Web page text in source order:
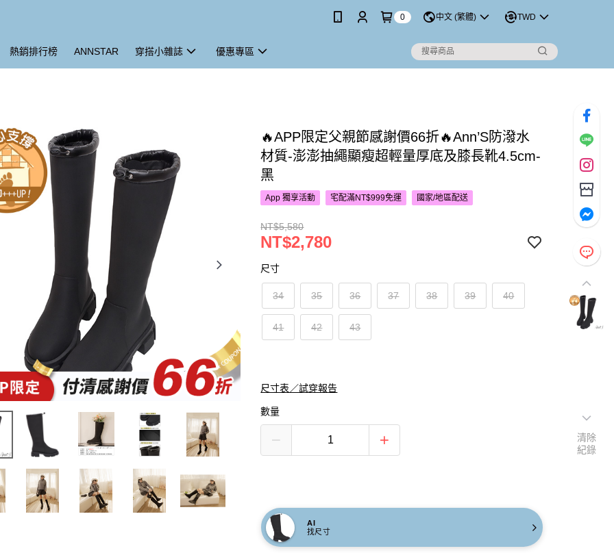
0 中文 (繁體) TWD
熱銷排行榜 ANNSTAR 穿搭小雜誌 優惠專區
🔥APP限定父親節感謝價66折🔥Ann’S防潑水
材質-澎澎抽繩顯瘦超輕量厚底及膝長靴4.5cm-
黑
App 獨享活動 宅配滿NT$999免運 國家/地區配送
NT$5,580
NT$2,780
尺寸
34 35 36 37 38 39 40
41 42 43
尺寸表／試穿報告
數量
AI
找尺寸
清除
紀錄